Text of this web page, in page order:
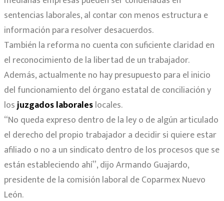
sentencias laborales, al contar con menos estructura e
información para resolver desacuerdos.
También la reforma no cuenta con suficiente claridad en
el reconocimiento de la libertad de un trabajador.
Además, actualmente no hay presupuesto para el inicio
del funcionamiento del órgano estatal de conciliación y
losjuzgados laboraleslocales.
“No queda expreso dentro de la ley o de algún articulado
el derecho del propio trabajador a decidir si quiere estar
afiliado o no a un sindicato dentro de los procesos que se
están estableciendo ahí”, dijo Armando Guajardo,
presidente de la comisión laboral de Coparmex Nuevo
León.